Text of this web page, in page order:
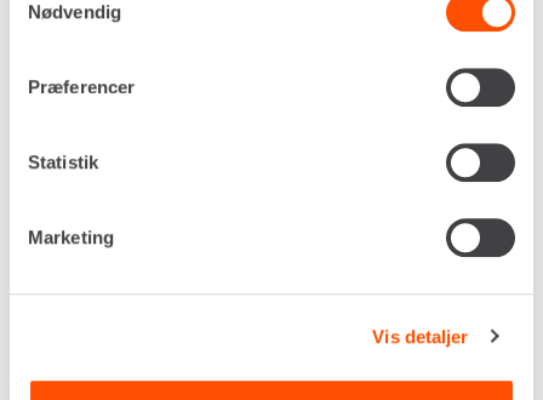
Nødvendig
Præferencer
Statistik
Marketing
Vis detaljer
BARREL TIL
Antal